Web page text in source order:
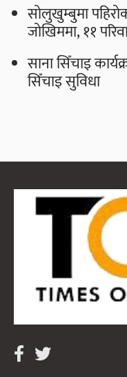
सोलुखुम्बुमा
जोखिममा, ११
साना सिँचाइ
सिँचाइ सुविधा